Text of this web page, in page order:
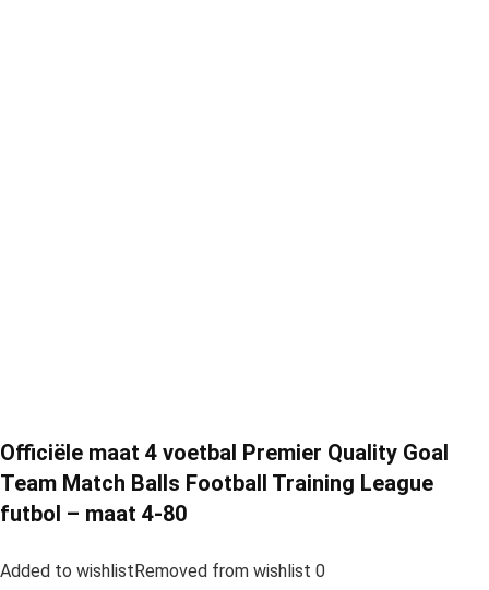
Officiële maat 4 voetbal Premier Quality Goal
Team Match Balls Football Training League
futbol – maat 4-80
Added to wishlistRemoved from wishlist 0